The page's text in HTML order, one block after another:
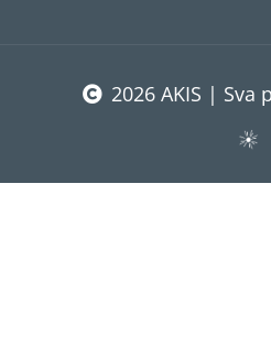
2026 AKIS | Sva